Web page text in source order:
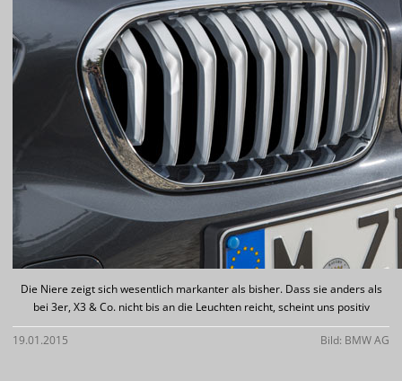
Die Niere zeigt sich wesentlich markanter als bisher. Dass sie anders als
bei 3er, X3 & Co. nicht bis an die Leuchten reicht, scheint uns positiv
19.01.2015 Bild: BMW AG